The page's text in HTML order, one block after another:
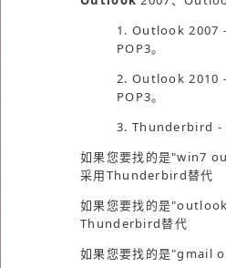
1. Outlook 2007
POP3。
2. Outlook 2010
POP3。
3. Thunderbird -
如果您要找的是"win7
采用Thunderbird替代
如果您要找的是
Thunderbird替代
如果您要找的是"gmail